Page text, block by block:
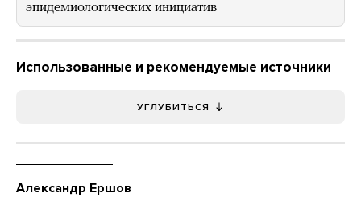
эпидемиологических инициатив
Использованные и рекомендуемые источники
УГЛУБИТЬСЯ
Александр Ершов